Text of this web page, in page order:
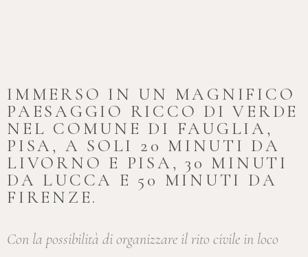
IMMERSO IN UN MAGNIFICO
PAESAGGIO RICCO DI VERDE
NEL COMUNE DI FAUGLIA,
PISA, A SOLI 20 MINUTI DA
LIVORNO E PISA, 30 MINUTI
DA LUCCA E 50 MINUTI DA
FIRENZE.
Con la possibilità di organizzare il rito civile in loco